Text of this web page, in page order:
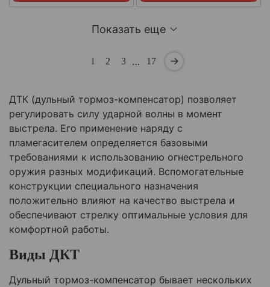
Показать еще
1 2 3 … 17
ДТК (дульный тормоз-компенсатор) позволяет
регулировать силу ударной волны в момент
выстрела. Его применение наряду с
пламегасителем определяется базовыми
требованиями к использованию огнестрельного
оружия разных модификаций. Вспомогательные
конструкции специального назначения
положительно влияют на качество выстрела и
обеспечивают стрелку оптимальные условия для
комфортной работы.
Виды ДКТ
Дульный тормоз-компенсатор бывает нескольких